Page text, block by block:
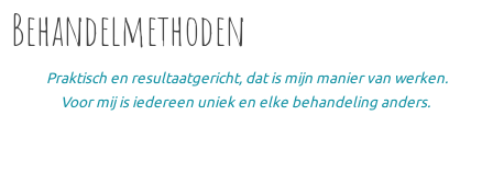
Behandelmethoden
Praktisch en resultaatgericht, dat is mijn manier van werken.
Voor mij is iedereen uniek en elke behandeling anders.